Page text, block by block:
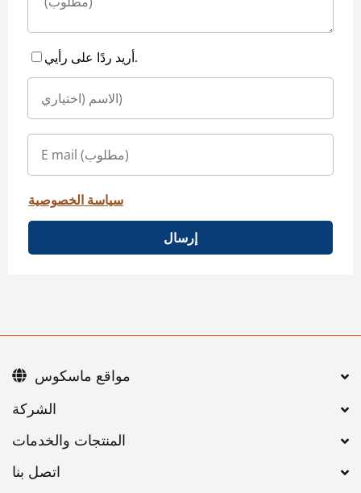
أريد ردًا على رأيي.
سياسة الخصوصية
إرسال
اتصل بنا
مواقع ماسكوس